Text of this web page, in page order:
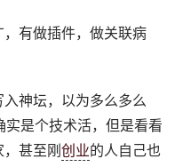
有做插件，做关联病
神坛，以为多么多么
实是个技术活，但是看看
，甚至刚创业的人自己也